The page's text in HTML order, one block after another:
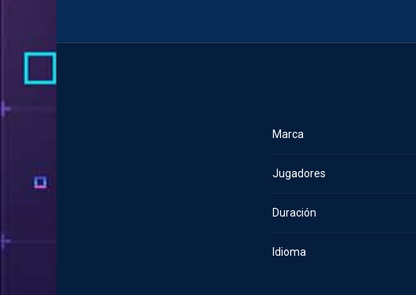
Marca
Jugadores
Duración
Idioma